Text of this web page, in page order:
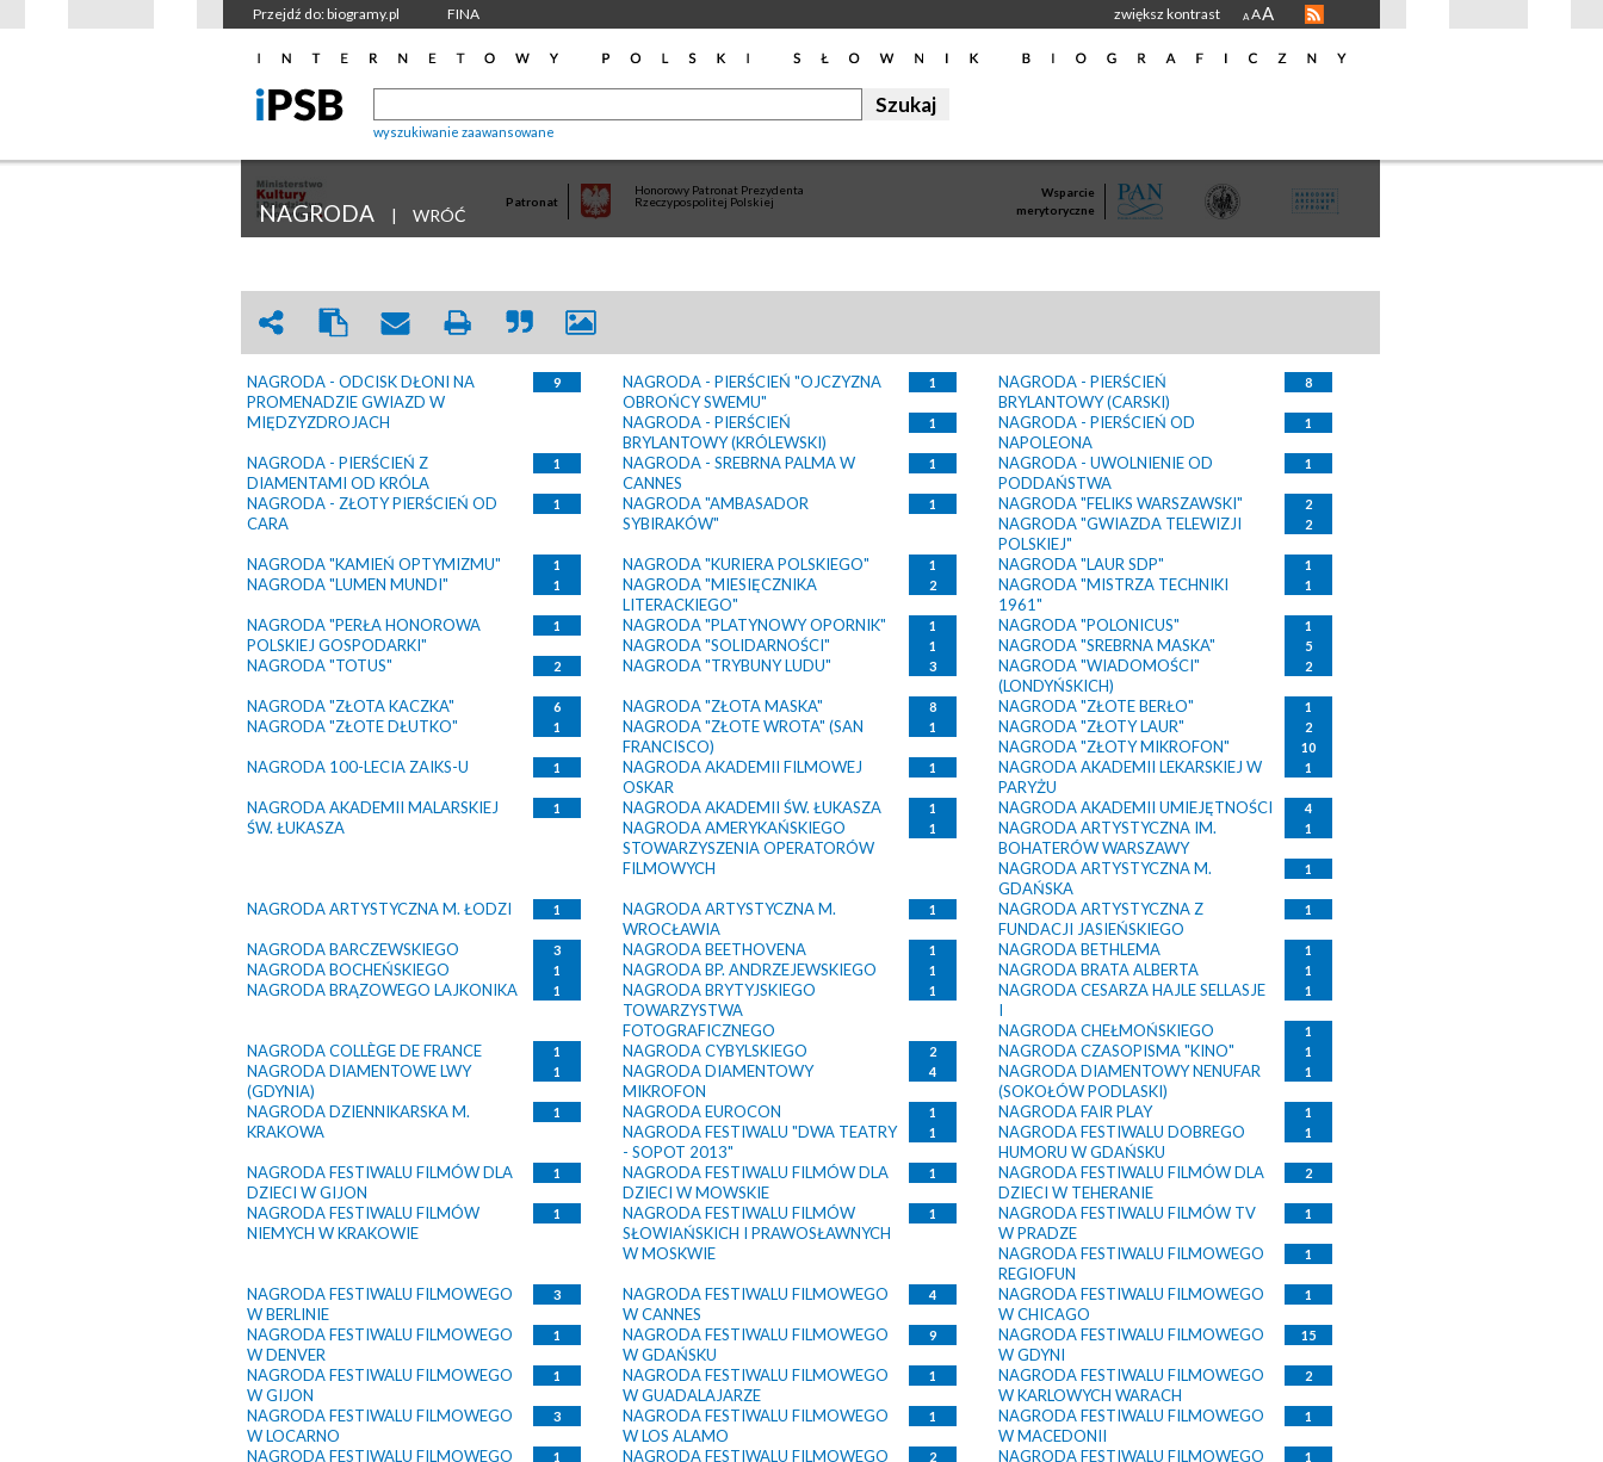
Przejdź do: biogramy.pl FINA zwiększ kontrast A AA
wyszukiwanie zaawansowane
Patronat
Honorowy Patronat Prezydenta
Rzeczypospolitej Polskiej
Wsparcie
merytoryczne
NAGRODA | WRÓĆ
NAGRODA - ODCISK DŁONI NA
PROMENADZIE GWIAZD W
MIĘDZYZDROJACH
9
NAGRODA - PIERŚCIEŃ "OJCZYZNA
OBROŃCY SWEMU"
1
NAGRODA - PIERŚCIEŃ
BRYLANTOWY (CARSKI)
8
NAGRODA - PIERŚCIEŃ
BRYLANTOWY (KRÓLEWSKI)
1
NAGRODA - PIERŚCIEŃ OD
NAPOLEONA
1
NAGRODA - PIERŚCIEŃ Z
DIAMENTAMI OD KRÓLA
1
NAGRODA - SREBRNA PALMA W
CANNES
1
NAGRODA - UWOLNIENIE OD
PODDAŃSTWA
1
NAGRODA - ZŁOTY PIERŚCIEŃ OD
CARA
1
NAGRODA "AMBASADOR
SYBIRAKÓW"
1 NAGRODA "FELIKS WARSZAWSKI" 2
NAGRODA "GWIAZDA TELEWIZJI
POLSKIEJ"
2
NAGRODA "KAMIEŃ OPTYMIZMU" 1 NAGRODA "KURIERA POLSKIEGO" 1 NAGRODA "LAUR SDP" 1
NAGRODA "LUMEN MUNDI" 1
NAGRODA "MIESIĘCZNIKA
LITERACKIEGO"
2
NAGRODA "MISTRZA TECHNIKI
1961"
1
NAGRODA "PERŁA HONOROWA
POLSKIEJ GOSPODARKI"
1 NAGRODA "PLATYNOWY OPORNIK" 1 NAGRODA "POLONICUS" 1
NAGRODA "SOLIDARNOŚCI" 1 NAGRODA "SREBRNA MASKA" 5
NAGRODA "TOTUS" 2 NAGRODA "TRYBUNY LUDU" 3
NAGRODA "WIADOMOŚCI"
(LONDYŃSKICH)
2
NAGRODA "ZŁOTA KACZKA" 6 NAGRODA "ZŁOTA MASKA" 8 NAGRODA "ZŁOTE BERŁO" 1
NAGRODA "ZŁOTE DŁUTKO" 1
NAGRODA "ZŁOTE WROTA" (SAN
FRANCISCO)
1 NAGRODA "ZŁOTY LAUR" 2
NAGRODA "ZŁOTY MIKROFON" 10
NAGRODA 100-LECIA ZAIKS-U 1
NAGRODA AKADEMII FILMOWEJ
OSKAR
1
NAGRODA AKADEMII LEKARSKIEJ W
PARYŻU
1
NAGRODA AKADEMII MALARSKIEJ
ŚW. ŁUKASZA
1 NAGRODA AKADEMII ŚW. ŁUKASZA 1 NAGRODA AKADEMII UMIEJĘTNOŚCI 4
NAGRODA AMERYKAŃSKIEGO
STOWARZYSZENIA OPERATORÓW
FILMOWYCH
1
NAGRODA ARTYSTYCZNA IM.
BOHATERÓW WARSZAWY
1
NAGRODA ARTYSTYCZNA M.
GDAŃSKA
1
NAGRODA ARTYSTYCZNA M. ŁODZI 1
NAGRODA ARTYSTYCZNA M.
WROCŁAWIA
1
NAGRODA ARTYSTYCZNA Z
FUNDACJI JASIEŃSKIEGO
1
NAGRODA BARCZEWSKIEGO 3 NAGRODA BEETHOVENA 1 NAGRODA BETHLEMA 1
NAGRODA BOCHEŃSKIEGO 1 NAGRODA BP. ANDRZEJEWSKIEGO 1 NAGRODA BRATA ALBERTA 1
NAGRODA BRĄZOWEGO LAJKONIKA 1
NAGRODA BRYTYJSKIEGO
TOWARZYSTWA
FOTOGRAFICZNEGO
1
NAGRODA CESARZA HAJLE SELLASJE
I
1
NAGRODA CHEŁMOŃSKIEGO 1
NAGRODA COLLÈGE DE FRANCE 1 NAGRODA CYBYLSKIEGO 2 NAGRODA CZASOPISMA "KINO" 1
NAGRODA DIAMENTOWE LWY
(GDYNIA)
1
NAGRODA DIAMENTOWY
MIKROFON
4
NAGRODA DIAMENTOWY NENUFAR
(SOKOŁÓW PODLASKI)
1
NAGRODA DZIENNIKARSKA M.
KRAKOWA
1 NAGRODA EUROCON 1 NAGRODA FAIR PLAY 1
NAGRODA FESTIWALU "DWA TEATRY
- SOPOT 2013"
1
NAGRODA FESTIWALU DOBREGO
HUMORU W GDAŃSKU
1
NAGRODA FESTIWALU FILMÓW DLA
DZIECI W GIJON
1
NAGRODA FESTIWALU FILMÓW DLA
DZIECI W MOWSKIE
1
NAGRODA FESTIWALU FILMÓW DLA
DZIECI W TEHERANIE
2
NAGRODA FESTIWALU FILMÓW
NIEMYCH W KRAKOWIE
1
NAGRODA FESTIWALU FILMÓW
SŁOWIAŃSKICH I PRAWOSŁAWNYCH
W MOSKWIE
1
NAGRODA FESTIWALU FILMÓW TV
W PRADZE
1
NAGRODA FESTIWALU FILMOWEGO
REGIOFUN
1
NAGRODA FESTIWALU FILMOWEGO
W BERLINIE
3
NAGRODA FESTIWALU FILMOWEGO
W CANNES
4
NAGRODA FESTIWALU FILMOWEGO
W CHICAGO
1
NAGRODA FESTIWALU FILMOWEGO
W DENVER
1
NAGRODA FESTIWALU FILMOWEGO
W GDAŃSKU
9
NAGRODA FESTIWALU FILMOWEGO
W GDYNI
15
NAGRODA FESTIWALU FILMOWEGO
W GIJON
1
NAGRODA FESTIWALU FILMOWEGO
W GUADALAJARZE
1
NAGRODA FESTIWALU FILMOWEGO
W KARLOWYCH WARACH
2
NAGRODA FESTIWALU FILMOWEGO
W LOCARNO
3
NAGRODA FESTIWALU FILMOWEGO
W LOS ALAMO
1
NAGRODA FESTIWALU FILMOWEGO
W MACEDONII
1
NAGRODA FESTIWALU FILMOWEGO
1
NAGRODA FESTIWALU FILMOWEGO
2
NAGRODA FESTIWALU FILMOWEGO
1